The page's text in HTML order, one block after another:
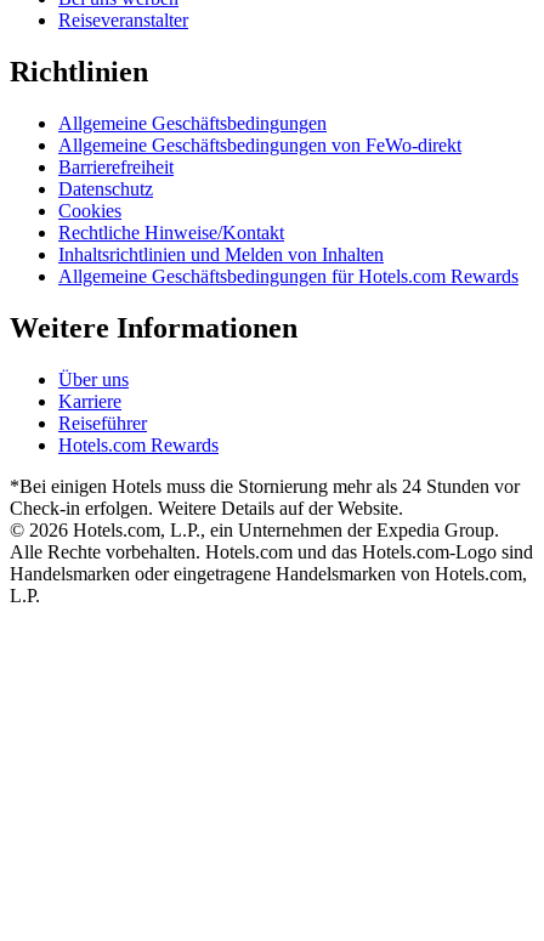
Reiseveranstalter
Richtlinien
Allgemeine Geschäftsbedingungen
Allgemeine Geschäftsbedingungen von FeWo-direkt
Barrierefreiheit
Datenschutz
Cookies
Rechtliche Hinweise/Kontakt
Inhaltsrichtlinien und Melden von Inhalten
Allgemeine Geschäftsbedingungen für Hotels.com Rewards
Weitere Informationen
Über uns
Karriere
Reiseführer
Hotels.com Rewards
*Bei einigen Hotels muss die Stornierung mehr als 24 Stunden vor
Check-in erfolgen. Weitere Details auf der Website.
© 2026 Hotels.com, L.P., ein Unternehmen der Expedia Group.
Alle Rechte vorbehalten. Hotels.com und das Hotels.com-Logo sind
Handelsmarken oder eingetragene Handelsmarken von Hotels.com,
L.P.